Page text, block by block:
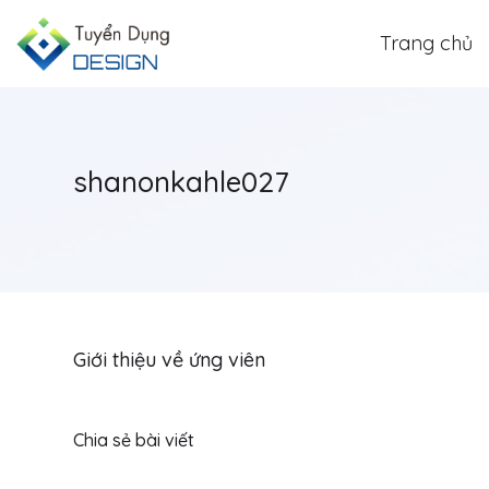
Trang chủ
shanonkahle027
Giới thiệu về ứng viên
Chia sẻ bài viết